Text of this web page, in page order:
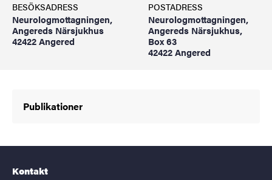
BESÖKSADRESS
Neurologmottagningen,
Angereds Närsjukhus
42422 Angered
POSTADRESS
Neurologmottagningen,
Angereds Närsjukhus,
Box 63
42422 Angered
Publikationer
Kontakt